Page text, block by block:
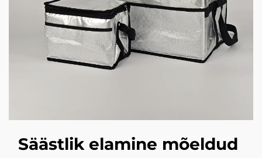
Säästlik elamine mõeldud